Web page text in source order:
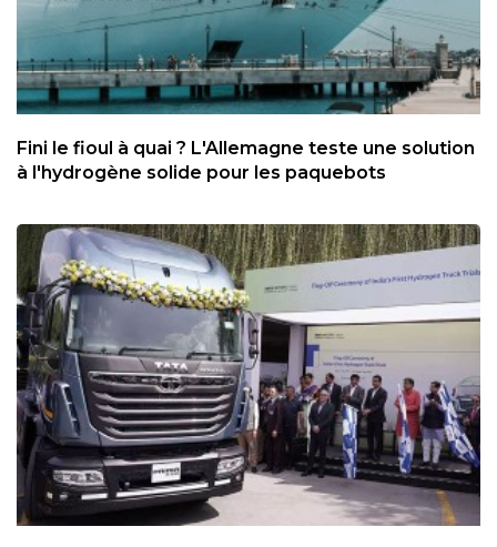
Fini le fioul à quai ? L'Allemagne teste une solution
à l'hydrogène solide pour les paquebots